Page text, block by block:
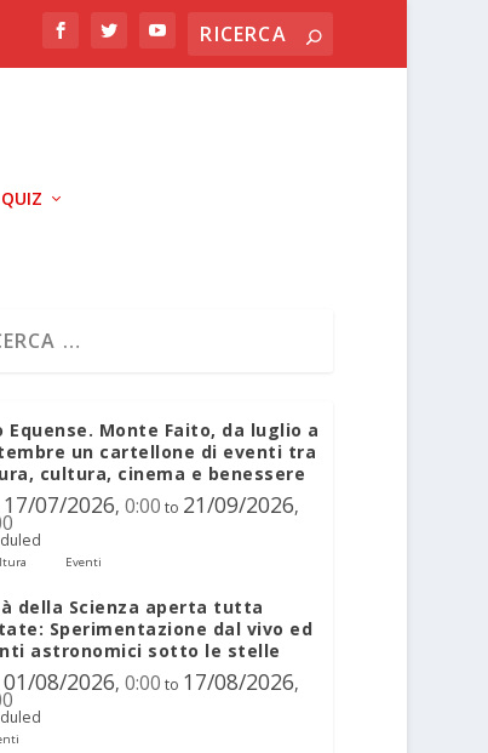
QUIZ
Equense. Monte Faito, da luglio a
un cartellone di eventi tra
cultura, cinema e benessere
17/07/2026, 0:00 to 21/09/2026,
Eventi
della Scienza aperta tutta
Sperimentazione dal vivo ed
astronomici sotto le stelle
01/08/2026, 0:00 to 17/08/2026,